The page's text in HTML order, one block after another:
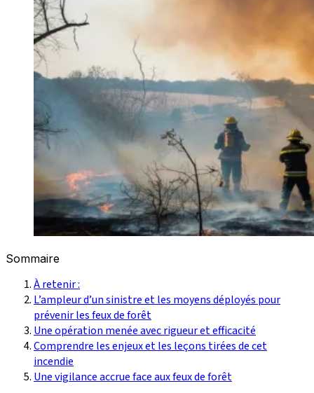
Sommaire
À retenir :
L’ampleur d’un sinistre et les moyens déployés pour
prévenir les feux de forêt
Une opération menée avec rigueur et efficacité
Comprendre les enjeux et les leçons tirées de cet
incendie
Une vigilance accrue face aux feux de forêt